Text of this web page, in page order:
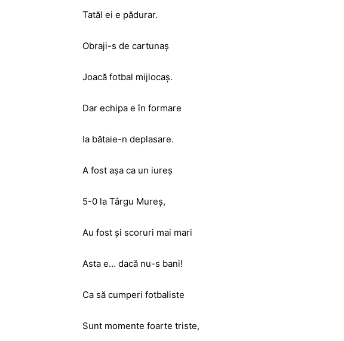
Tatăl ei e pădurar.
Obraji-s de cartunaş
Joacă fotbal mijlocaş.
Dar echipa e în formare
Ia bătaie-n deplasare.
A fost aşa ca un iureş
5-0 la Târgu Mureş,
Au fost şi scoruri mai mari
Asta e… dacă nu-s bani!
Ca să cumperi fotbaliste
Sunt momente foarte triste,